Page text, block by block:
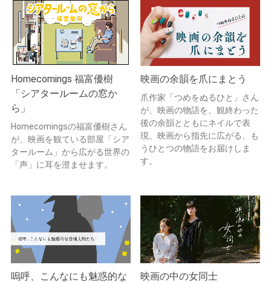
Homecomings 福富優樹
「シアタールームの窓か
ら」
Homecomingsの福富優樹さん
が、映画を観ている部屋「シア
タールーム」から広がる世界の
「声」に耳を澄ませます。
映画の余韻を爪にまとう
爪作家「つめをぬるひと」さん
が、映画の物語を、観終わった
後の余韻とともにネイルで表
現。映画から指先に広がる、も
うひとつの物語をお届けしま
す。
嗚呼、こんなにも魅惑的な 映画の中の女同士